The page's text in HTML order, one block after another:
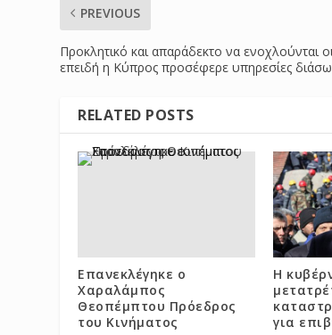
PREVIOUS
Προκλητικό και απαράδεκτο να ενοχλούνται
επειδή η Κύπρος προσέφερε υπηρεσίες
RELATED POSTS
Επανεκλέγηκε ο
Χαραλάμπος
Θεοπέμπτου Πρόεδρος
του Κινήματος
Η
για